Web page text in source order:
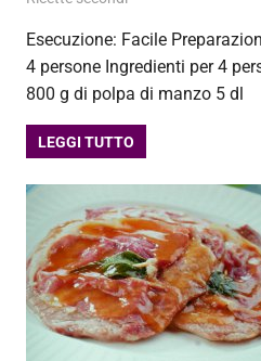
Esecuzione: Facile
4 persone Ingredienti per 4
800 g di polpa di manzo 5 dl
LEGGI TUTTO